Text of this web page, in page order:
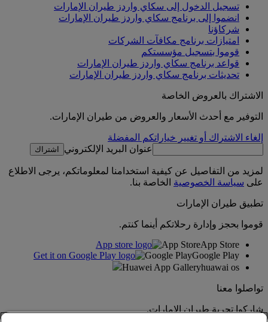
تسجيل الدخول إلى سكاي واردز طيران الإمارات
انضموا إلى برنامج سكاي واردز طيران الإمارات
شركاؤنا
امتيازات برنامج مكافآت الشركات
قوموا بتسجيل مؤسستكم
قواعد برنامج سكاي واردز طيران الإمارات
تحديثات برنامج سكاي واردز طيران الإمارات
الاشتراك بالعروض الخاصة
التوفير مع أحدث الأسعار والعروض من طيران الإمارات.
إلغاء الاشتراك أو تغيير خياراتكم المفضلة
عنوان البريد الإلكتروني
اشتراك
لمزيد من التفاصيل عن كيفية استخدامنا لمعلوماتكم، يرجى الاطلاع
على سياسة الخصوصية الخاصة بنا.
تطبيق طيران الإمارات
قوموا بحجز وإدارة رحلاتكم أينما كنتم.
App StoreApp Store
Google PlayGoogle Play
Huawei App Galleryhuawai os
تواصلوا معنا
شاركوا تجربة طيران الإمارات.